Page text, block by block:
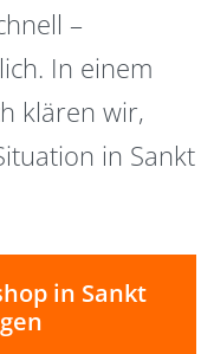
–
In einem
klären wir,
in Sankt
in Sankt